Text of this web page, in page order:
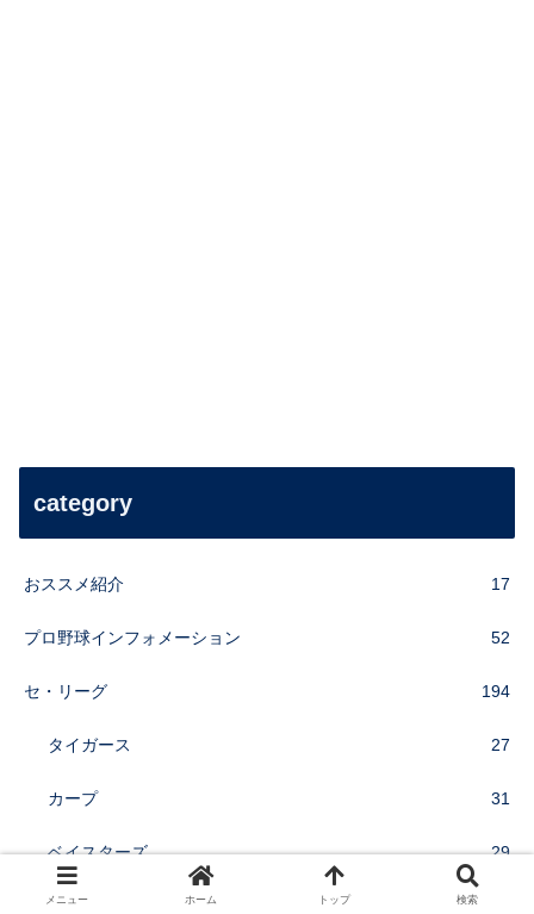
category
おススメ紹介 17
プロ野球インフォメーション 52
セ・リーグ 194
タイガース 27
カープ 31
ベイスターズ 29
ジャイアンツ
メニュー ホーム トップ 検索